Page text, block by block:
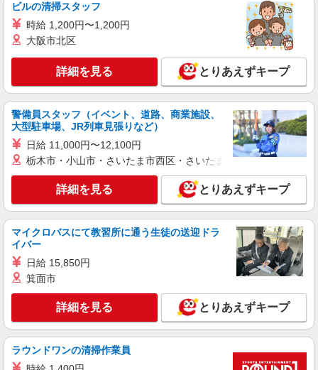
ビルの清掃スタッフ
時給 1,200円〜1,200円
大阪市北区
詳細を見る とりあえずキープ
警備員スタッフ（イベント、道路、商業施設、
大型駐車場、JR列車見張りなど）
日給 11,000円〜12,100円
栃木市・小山市・さいたま市西区・さいたま市岩槻区・久喜市・
詳細を見る とりあえずキープ
マイクロバスにて教習所に通う生徒の送迎ドラ
イバー
日給 15,850円
箕面市
詳細を見る とりあえずキープ
ラウンドワンの清掃作業員